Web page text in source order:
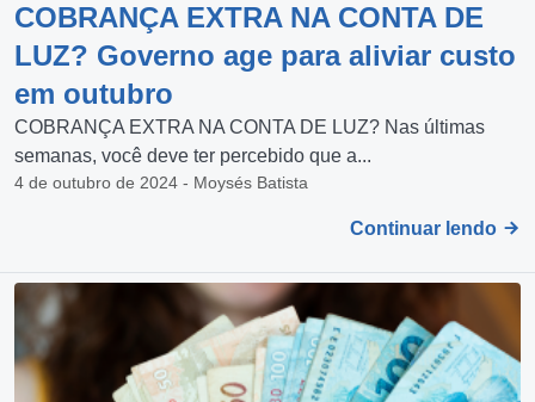
COBRANÇA EXTRA NA CONTA DE
LUZ? Governo age para aliviar custo
em outubro
COBRANÇA EXTRA NA CONTA DE LUZ? Nas últimas
semanas, você deve ter percebido que a...
4 de outubro de 2024 - Moysés Batista
Continuar lendo